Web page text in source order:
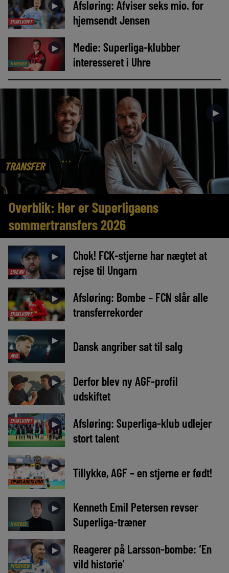
EKSKLUSIVT
►
Afsløring: Afviser seks mio. for
hjemsendt Jensen
NYHEDER
►
Medie: Superliga-klubber
interesseret i Uhre
TRANSFER
►
Overblik: Her er Superligaens
sommertransfers 2026
LIGE NU
►
Chok! FCK-stjerne har nægtet at
rejse til Ungarn
EKSKLUSIVT
►
Afsløring: Bombe – FCN slår alle
transferrekorder
AVIS
► Dansk angriber sat til salg
►
Derfor blev ny AGF-profil
udskiftet
EKSKLUSIVT ►
Afsløring: Superliga-klub udlejer
stort talent
TIPSBLADETS DOM
► Tillykke, AGF – en stjerne er født!
NYHEDER
►
Kenneth Emil Petersen revser
Superliga-træner
INTERVIEW
►
Reagerer på Larsson-bombe: ‘En
vild historie’